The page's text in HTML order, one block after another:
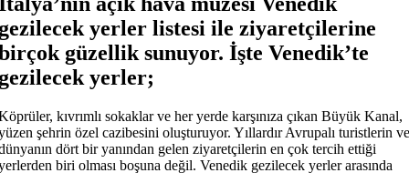
yerler listesi ile ziyaretçilerine
güzellik sunuyor. İşte Venedik’te
yerler;
kıvrımlı sokaklar ve her yerde karşınıza çıkan Büyük Kanal,
şehrin özel cazibesini oluşturuyor. Yıllardır Avrupalı ​​turistlerin ve
dört bir yanından gelen ziyaretçilerin en çok tercih ettiği
biri olması boşuna değil. Venedik gezilecek yerler arasında